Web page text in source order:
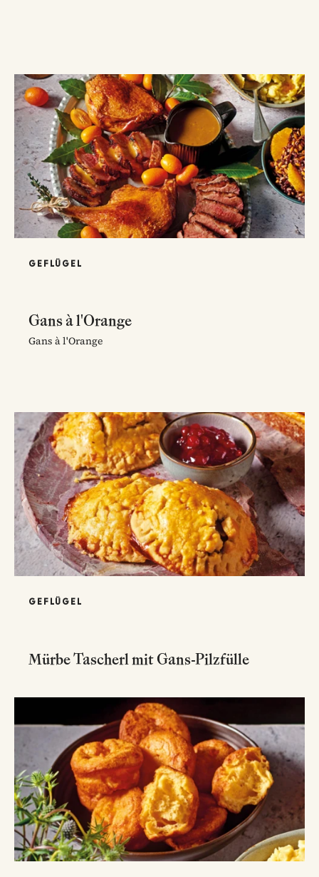
GEFLÜGEL
Gans à l'Orange
Gans à l'Orange
GEFLÜGEL
Mürbe Tascherl mit Gans-Pilzfülle